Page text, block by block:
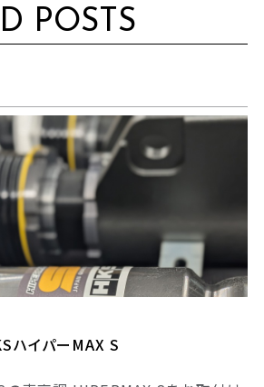
POSTS
ハイパーMAX S